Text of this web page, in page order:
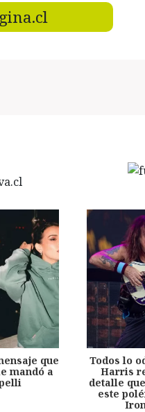
que
mandó a
Todos lo
Harris
detalle
este